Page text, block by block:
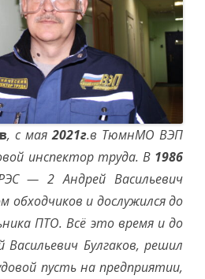
, с мая2021г.в ТюмнМО ВЭП
инспектор труда. В 1986
— 2 Андрей Васильевич
и дослужился до
ПТО. Всё это время и до
Васильевич Булгаков, решил
пусть на предприятии,